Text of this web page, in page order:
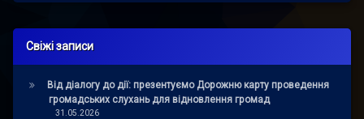
Свіжі записи
Від діалогу до дії: презентуємо Дорожню карту проведення
громадських слухань для відновлення громад
31.05.2026